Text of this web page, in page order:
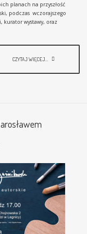
planach na przyszłość
podczas wczorajszego
kurator wystawy, oraz
CZYTAJ WIĘCEJ...